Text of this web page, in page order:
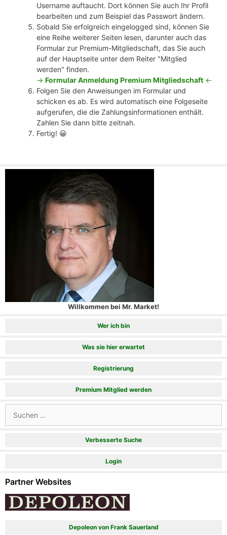
Username auftaucht. Dort können Sie auch Ihr Profil
bearbeiten und zum Beispiel das Passwort ändern.
Sobald Sie erfolgreich eingelogged sind, können Sie
eine Reihe weiterer Seiten lesen, darunter auch das
Formular zur Premium-Mitgliedschaft, das Sie auch
auf der Hauptseite unter dem Reiter "Mitglied
werden" finden.
-> Formular Anmeldung Premium Mitgliedschaft <-
Folgen Sie den Anweisungen im Formular und
schicken es ab. Es wird automatisch eine Folgeseite
aufgerufen, die die Zahlungsinformationen enthält.
Zahlen Sie dann bitte zeitnah.
Fertig! 😀
Willkommen bei Mr. Market!
Wer ich bin
Was sie hier erwartet
Registrierung
Premium Mitglied werden
nach:
Verbesserte Suche
Login
Partner Websites
Depoleon von Frank Sauerland